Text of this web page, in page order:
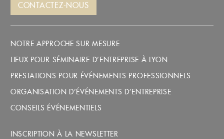
CONTACTEZ-NOUS
NOTRE APPROCHE SUR MESURE
LIEUX POUR SÉMINAIRE D’ENTREPRISE À LYON
PRESTATIONS POUR ÉVÉNEMENTS PROFESSIONNELS
ORGANISATION D’ÉVÉNEMENTS D’ENTREPRISE
CONSEILS ÉVÉNEMENTIELS
INSCRIPTION À LA NEWSLETTER